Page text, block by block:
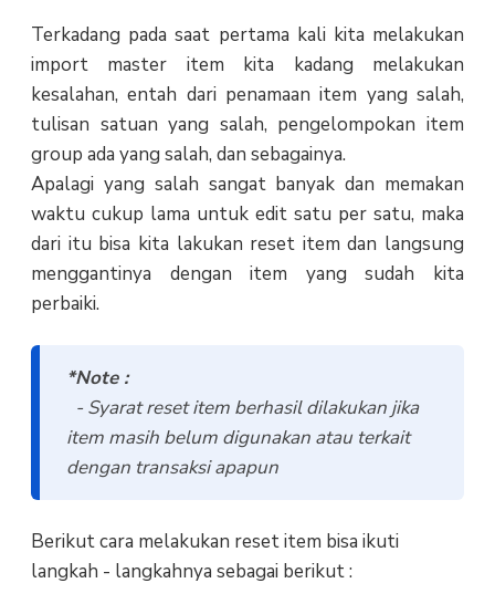
Terkadang pada saat pertama kali kita melakukan
import master item kita kadang melakukan
kesalahan, entah dari penamaan item yang salah,
tulisan satuan yang salah, pengelompokan item
group ada yang salah, dan sebagainya.
Apalagi yang salah sangat banyak dan memakan
waktu cukup lama untuk edit satu per satu, maka
dari itu bisa kita lakukan reset item dan langsung
menggantinya dengan item yang sudah kita
perbaiki.
*Note :
- Syarat reset item berhasil dilakukan jika
item masih belum digunakan atau terkait
dengan transaksi apapun
Berikut cara melakukan reset item bisa ikuti
langkah - langkahnya sebagai berikut :